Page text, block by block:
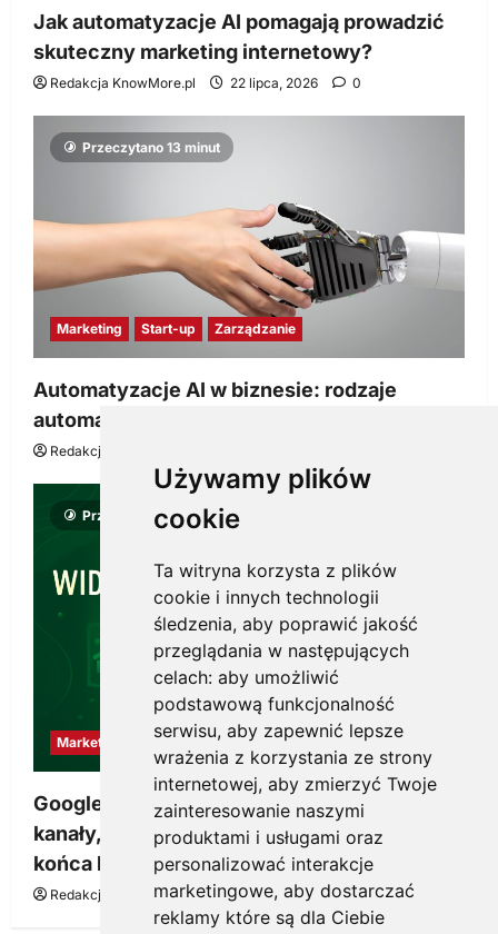
Używamy plików
cookie
Ta witryna korzysta z plików
cookie i innych technologii
śledzenia, aby poprawić jakość
przeglądania w następujących
celach: aby umożliwić
podstawową funkcjonalność
serwisu, aby zapewnić lepsze
wrażenia z korzystania ze strony
internetowej, aby zmierzyć Twoje
zainteresowanie naszymi
produktami i usługami oraz
personalizować interakcje
marketingowe, aby dostarczać
reklamy które są dla Ciebie
Jak automatyzacje AI pomagają prowadzić
skuteczny marketing internetowy?
Redakcja KnowMore.pl 22 lipca, 2026 0
Przeczytano 13 minut
Marketing Start-up Zarządzanie
Automatyzacje AI w biznesie: rodzaje
automatyzacji i korzyści dla Twojej firmy
Redakcja KnowMore.pl
Przeczytano 8 minut
Marketing
Google Ads, SEO i analityka – jak połączyć
kanały, żeby reklama pracowała dłużej niż do
końca budżetu
Redakcja KnowMore.pl 20 marca, 2026 0